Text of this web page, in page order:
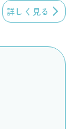
詳しく見る